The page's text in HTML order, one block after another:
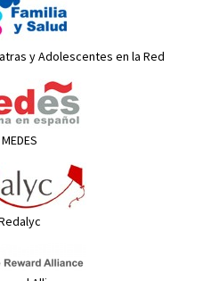
y Adolescentes en la Red
MEDES